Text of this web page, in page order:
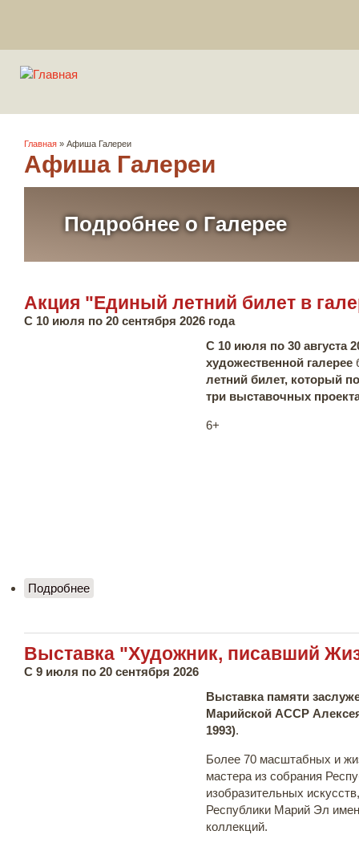
Вы здесь
Главная » Афиша Галереи
Афиша Галереи
Подробнее о Галерее
Акция "Единый летний билет в
С 10 июля по 20 сентября 2026 года
С 10 июля по 30 августа
художественной галерее
летний билет, который
три выставочных
6+
Подробнее
Выставка "Художник, писавший
С 9 июля по 20 сентября 2026
Выставка памяти
Марийской АССР
1993).
Более 70 масштабных и
мастера из собрания
изобразительных
Республики Марий Эл
коллекций.